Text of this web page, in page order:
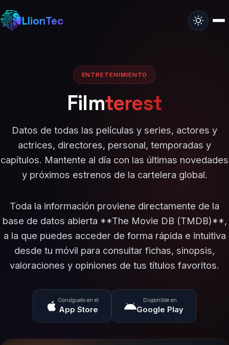
LlionTec
ENTRETENIMIENTO
Filmterest
Datos de todas las películas y series, actores y
actrices, directores, personal, temporadas y
capítulos. Mantente al día con las últimas novedades
y próximos estrenos de la cartelera global.
Toda la información proviene directamente de la
base de datos abierta **The Movie DB (TMDB)**,
a la que puedes acceder de forma rápida e intuitiva
desde tu móvil para consultar fichas, sinopsis,
valoraciones y opiniones de tus títulos favoritos.
Consíguelo en el
App Store
Disponible en
Google Play